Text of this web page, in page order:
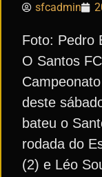
sfcadmin
Foto: Pedro
O Santos
deste
bateu o
rodada do
(2) e Léo